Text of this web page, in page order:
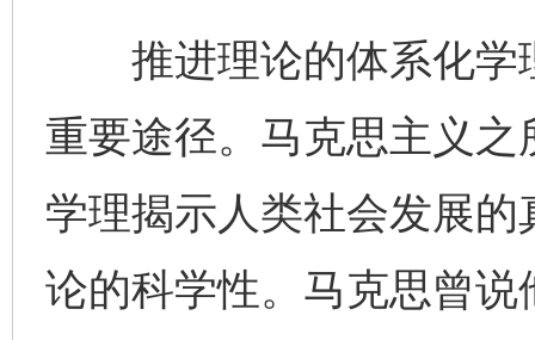
推进理论的体系化学
重要途径。马克思主义
学理揭示人类社会发展
论的科学性。马克思曾